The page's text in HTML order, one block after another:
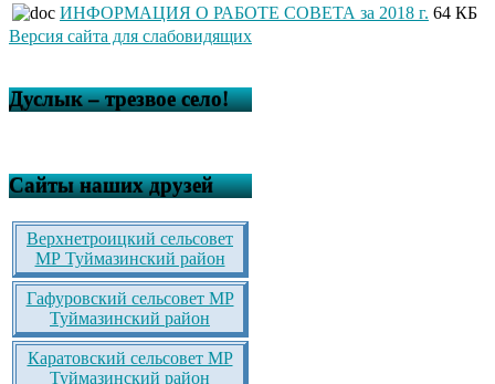
ИНФОРМАЦИЯ О РАБОТЕ СОВЕТА за 2018 г. 64 КБ
Версия сайта для слабовидящих
Дуслык – трезвое село!
Сайты наших друзей
Верхнетроицкий сельсовет
МР Туймазинский район
Гафуровский сельсовет МР
Туймазинский район
Каратовский сельсовет МР
Туймазинский район